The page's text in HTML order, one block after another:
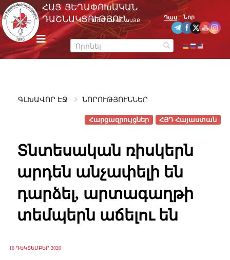
Skip
to
content
m
e
n
u
ՀԱՅ ՅԵՂԱՓՈԽԱԿԱՆ
ԴԱՇՆԱԿՑՈՒԹՅՈՒՆ
ՊԱՇՏՈՆԱԿԱՆ ԿԱՅՔ
Դաս Նոր
ԳԼԽԱՎՈՐ ԷՋ ՆՈՐՈՒԹՅՈՒՆՆԵՐ
ՀՅԴ Հայաստան
Հարցազրույցներ
Տնտեսական ռիսկերն
արդեն անչափելի են
դարձել, արտագաղթի
տեմպերն աճելու են
10 ԴԵԿՏԵՄԲԵՐ 2020